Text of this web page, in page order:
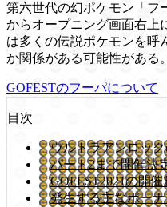
第六世代の幻ポケモン「フ
からオープニング画面右上
は多くの伝説ポケモンを呼
か関係がある可能性がある。
GOFESTのフーパについて
目次
ウルトラアンロッ
パート2まで開催決
GOFEST2021の開催
発生する主なボー